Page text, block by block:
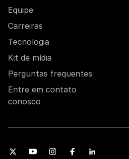
Equipe
Carreiras
Tecnologia
Kit de mídia
Perguntas frequentes
Entre em contato
conosco